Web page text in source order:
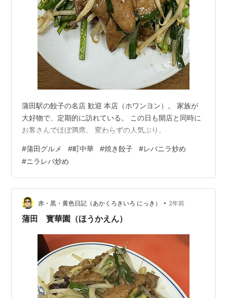
蒲田駅の餃子の名店 歓迎 本店（ホワンヨン）。 家族が
大好物で、定期的に訪れている。 この日も開店と同時に
お客さんでほぼ満席。 変わらずの人気ぶり。
#蒲田グルメ #町中華 #焼き餃子 #レバニラ炒め
#ニラレバ炒め
赤・黒・黄色日記（あかくろきいろ にっき） • 2年前
蒲田 寳華園（ほうかえん）